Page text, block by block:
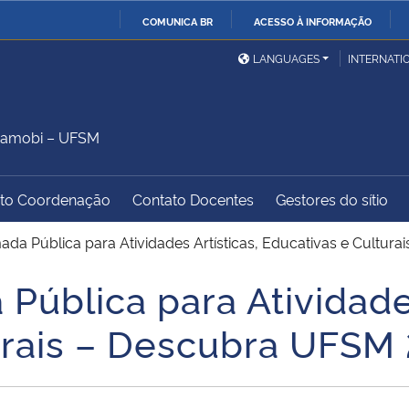
COMUNICA BR ACESSO À INFORMAÇÃO
Ministério da Defesa
Ministério das Relações
Exteriores
Ministério do
Desenvolvimento Regional
Controladoria-Geral da
União
Advocacia-Geral da União Banco Central do Brasil
LANGUAGES
– UFSM
Coordenação Contato Docentes Gestores do sítio
Pública para Atividades Artísticas, Educativas e
Pública para
– Descubra